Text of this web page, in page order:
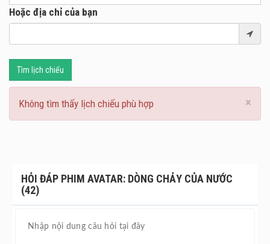
AVATAR: Dòng Chảy Của Nước dự kiến khởi chiếu tại các
rạp chiếu phim trên toàn quốc vào tháng 12/2022.
Hoặc địa chỉ của bạn
Tìm lịch chiếu
×
Không tìm thấy lịch chiếu phù hợp
HỎI ĐÁP PHIM AVATAR: DÒNG CHẢY CỦA NƯỚC
(42)